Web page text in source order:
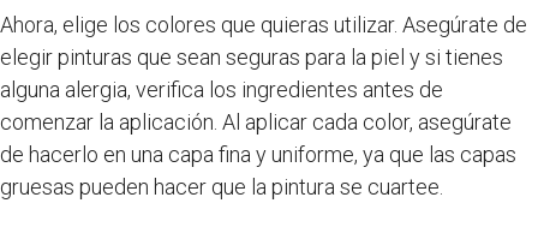
Ahora, elige los colores que quieras utilizar. Asegúrate de
elegir pinturas que sean seguras para la piel y si tienes
alguna alergia, verifica los ingredientes antes de
comenzar la aplicación. Al aplicar cada color, asegúrate
de hacerlo en una capa fina y uniforme, ya que las capas
gruesas pueden hacer que la pintura se cuartee.